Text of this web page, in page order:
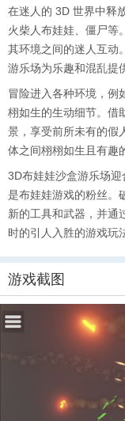
在迷人的 3D 世界中释
火柴人布娃娃、僵尸等
其环境之间的迷人互动
游乐场为乐趣和混乱提
冒险进入各种环境，例
栩如生的生动细节。借
景，享受前所未有的假
体之间栩栩如生且有趣
3D布娃娃沙盒游乐场
是布娃娃游戏的粉丝。
新的工具和武器，并通
时的引人入胜的游戏玩
游戏截图